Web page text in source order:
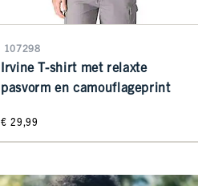
107298
Irvine T-shirt met relaxte
pasvorm en camouflageprint
€ 29,99